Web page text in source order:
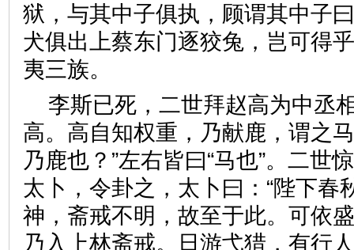
狱，与其中子俱执，顾谓其中子
犬俱出上蔡东门逐狡兔，岂可得
夷三族。
李斯已死，二世拜赵高为中丞
高。高自知权重，乃献鹿，谓之
乃鹿也？”左右皆曰“马也”。二世
太卜，令卦之，太卜曰：“陛下春
神，斋戒不明，故至于此。可依
乃入上林斋戒。日游弋猎，有行